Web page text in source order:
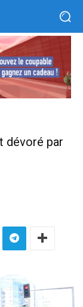
dévoré par